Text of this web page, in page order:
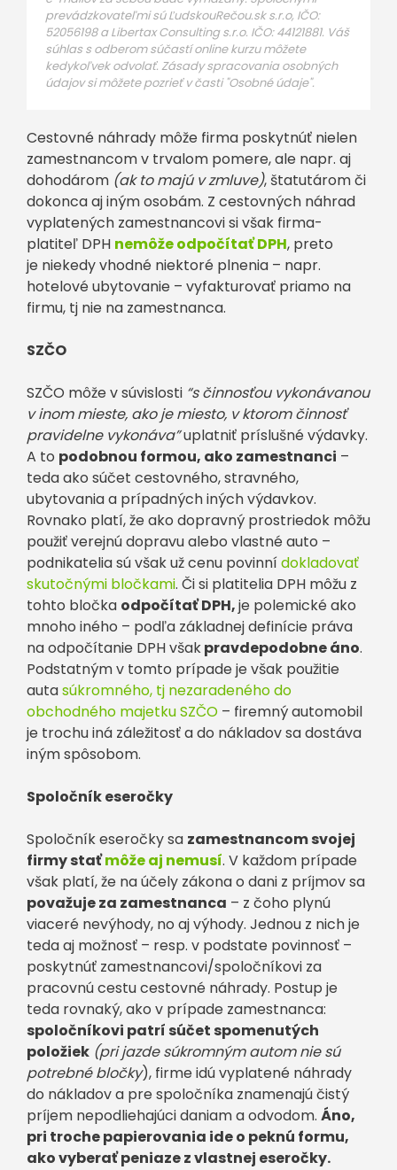
prevádzkovateľmi sú ĽudskouRečou.sk s.r.o, IČO:
52056198 a Libertax Consulting s.r.o. IČO: 44121881. Váš
súhlas s odberom súčastí online kurzu môžete
kedykoľvek odvolať. Zásady spracovania osobných
údajov si môžete pozrieť v časti "Osobné údaje".
Cestovné náhrady môže firma poskytnúť nielen
zamestnancom v trvalom pomere, ale napr. aj
dohodárom (ak to majú v zmluve), štatutárom či
dokonca aj iným osobám. Z cestovných náhrad
vyplatených zamestnancovi si však firma-
platiteľ DPH nemôže odpočítať DPH, preto
je niekedy vhodné niektoré plnenia – napr.
hotelové ubytovanie – vyfakturovať priamo na
firmu, tj nie na zamestnanca.
SZČO
SZČO môže v súvislosti “s činnosťou vykonávanou
v inom mieste, ako je miesto, v ktorom činnosť
pravidelne vykonáva”uplatniť príslušné výdavky.
A to podobnou formou, ako zamestnanci –
teda ako súčet cestovného, stravného,
ubytovania a prípadných iných výdavkov.
Rovnako platí, že ako dopravný prostriedok môžu
použiť verejnú dopravu alebo vlastné auto –
podnikatelia sú však už cenu povinnídokladovať
skutočnými bločkami. Či si platitelia DPH môžu z
tohto bločka odpočítať DPH,je polemické ako
mnoho iného – podľa základnej definície práva
na odpočítanie DPH všakpravdepodobne áno.
Podstatným v tomto prípade je však použitie
autasúkromného, tj nezaradeného do
obchodného majetku SZČO – firemný automobil
je trochu iná záležitosť a do nákladov sa dostáva
iným spôsobom.
Spoločník eseročky
Spoločník eseročky sa zamestnancom svojej
firmy staťmôže aj nemusí. V každom prípade
však platí, že na účely zákona o dani z príjmov sa
považuje za zamestnanca – z čoho plynú
viaceré nevýhody, no aj výhody. Jednou z nich je
teda aj možnosť – resp. v podstate povinnosť –
poskytnúť zamestnancovi/spoločníkovi za
pracovnú cestu cestovné náhrady. Postup je
teda rovnaký, ako v prípade zamestnanca:
spoločníkovi patrí súčet spomenutých
položiek (pri jazde súkromným autom nie sú
potrebné bločky), firme idú vyplatené náhrady
do nákladov a pre spoločníka znamenajú čistý
príjem nepodliehajúci daniam a odvodom. Áno,
pri troche papierovania ide o peknú formu,
ako vyberať peniaze z vlastnej eseročky.